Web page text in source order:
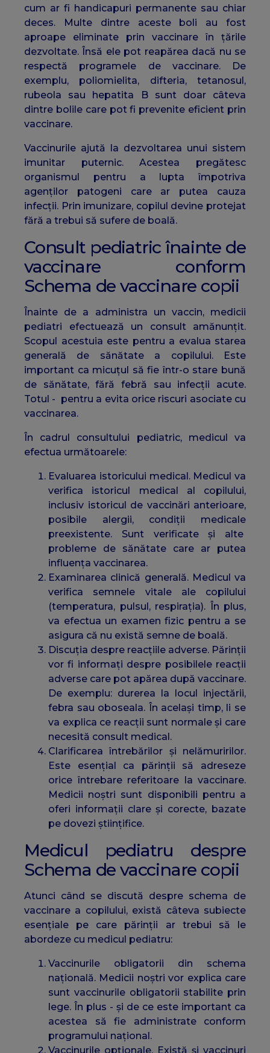
cum ar fi handicapuri permanente sau chiar
deces. Multe dintre aceste boli au fost
aproape eliminate prin vaccinare în țările
dezvoltate. Însă ele pot reapărea dacă nu se
respectă programele de vaccinare. De
exemplu, poliomielita, difteria, tetanosul,
rubeola sau hepatita B sunt doar câteva
dintre bolile care pot fi prevenite eficient prin
vaccinare.
Vaccinurile ajută la dezvoltarea unui sistem
imunitar puternic. Acestea pregătesc
organismul pentru a lupta împotriva
agenților patogeni care ar putea cauza
infecții. Prin imunizare, copilul devine protejat
fără a trebui să sufere de boală.
Consult pediatric înainte de
vaccinare conform
Schema de vaccinare copii
Înainte de a administra un vaccin, medicii
pediatri efectuează un consult amănunțit.
Scopul acestuia este pentru a evalua starea
generală de sănătate a copilului. Este
important ca micuțul să fie într-o stare bună
de sănătate, fără febră sau infecții acute.
Totul - pentru a evita orice riscuri asociate cu
vaccinarea.
În cadrul consultului pediatric, medicul va
efectua următoarele:
Evaluarea istoricului medical. Medicul va
verifica istoricul medical al copilului,
inclusiv istoricul de vaccinări anterioare,
posibile alergii, condiții medicale
preexistente. Sunt verificate și alte
probleme de sănătate care ar putea
influența vaccinarea.
Examinarea clinică generală. Medicul va
verifica semnele vitale ale copilului
(temperatura, pulsul, respirația). În plus,
va efectua un examen fizic pentru a se
asigura că nu există semne de boală.
Discuția despre reacțiile adverse. Părinții
vor fi informați despre posibilele reacții
adverse care pot apărea după vaccinare.
De exemplu: durerea la locul injectării,
febra sau oboseala. În același timp, li se
va explica ce reacții sunt normale și care
necesită consult medical.
Clarificarea întrebărilor și nelămuririlor.
Este esențial ca părinții să adreseze
orice întrebare referitoare la vaccinare.
Medicii noștri sunt disponibili pentru a
oferi informații clare și corecte, bazate
pe dovezi științifice.
Medicul pediatru despre
Schema de vaccinare copii
Atunci când se discută despre schema de
vaccinare a copilului, există câteva subiecte
esențiale pe care părinții ar trebui să le
abordeze cu medicul pediatru:
Vaccinurile obligatorii din schema
națională. Medicii noștri vor explica care
sunt vaccinurile obligatorii stabilite prin
lege. În plus - și de ce este important ca
acestea să fie administrate conform
programului național.
Vaccinurile opționale. Există și vaccinuri